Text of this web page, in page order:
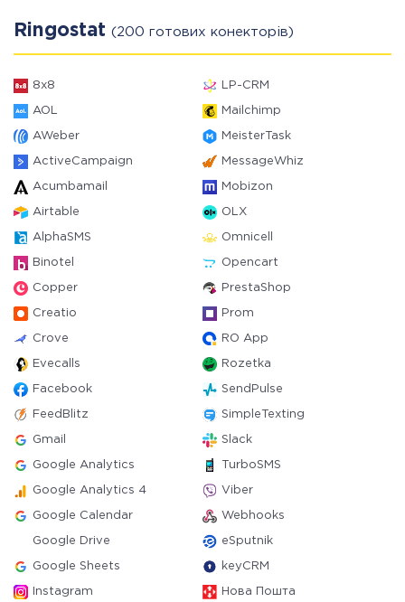
Ringostat (200 готових конекторів)
8x8 LP-CRM
AOL Mailchimp
AWeber MeisterTask
ActiveCampaign MessageWhiz
Acumbamail Mobizon
Airtable OLX
AlphaSMS Omnicell
Binotel Opencart
Copper PrestaShop
Creatio Prom
Crove RO App
Evecalls Rozetka
Facebook SendPulse
FeedBlitz SimpleTexting
Gmail Slack
Google Analytics TurboSMS
Google Analytics 4 Viber
Google Calendar Webhooks
Google Drive eSputnik
Google Sheets keyCRM
Instagram Нова Пошта